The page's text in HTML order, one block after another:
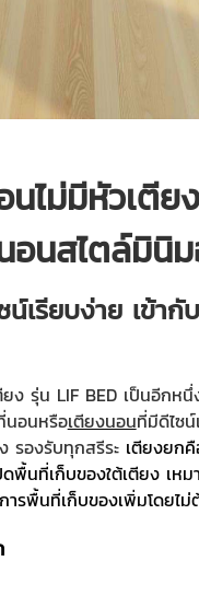
ไม่มีหัวเตียง
นสไตล์มินิ
น์เรียบง่าย เข้า
ง รุ่น LIF BED เป็นอีกหนึ่
นอนหรือเตียงนอนที่มีดีไซ
รองรับทุกสรีระ เตียงยก
พื้นที่เก็บของใต้เตียง เหม
รพื้นที่เก็บของเพิ่มโดยไม่